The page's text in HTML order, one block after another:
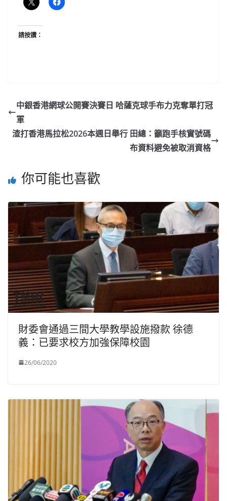
請按讚：
中銀香港網球公開賽決賽日 哈薩克球手布力克奪單打冠
軍
渣打香港馬拉松2026本週日舉行 田總：籲跑手核實號碼
布資料避免被取消資格
你可能也喜歡
財委會通過三間大學教學設施撥款 徐德
義：已要求校方加強保障校園
26/06/2020